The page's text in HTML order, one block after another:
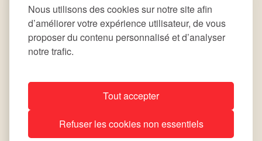
Nous utilisons des cookies sur notre site afin
d’améliorer votre expérience utilisateur, de vous
proposer du contenu personnalisé et d’analyser
notre trafic.
Tout accepter
Refuser les cookies non essentiels
All rights reserved © 2026 Commune de Leudelange